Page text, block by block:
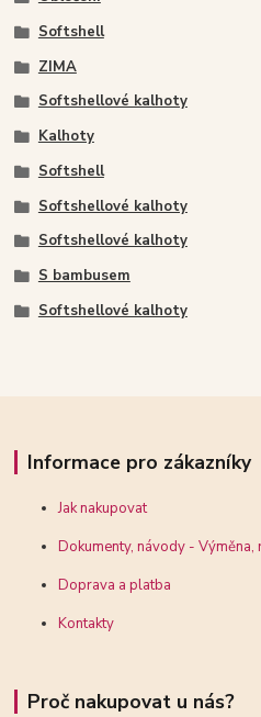
Softshell
ZIMA
Softshellové kalhoty
Kalhoty
Softshell
Softshellové kalhoty
Softshellové kalhoty
S bambusem
Softshellové kalhoty
Informace pro zákazníky
Jak nakupovat
Dokumenty, návody - Výměna,
Doprava a platba
Kontakty
Proč nakupovat u nás?